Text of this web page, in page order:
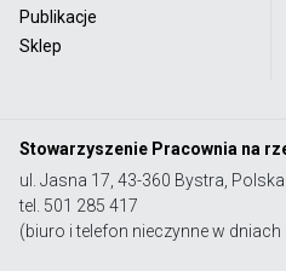
Publikacje
Sklep
Stowarzyszenie Pracownia na
ul. Jasna 17, 43-360 Bystra, Polska
tel. 501 285 417
(biuro i telefon nieczynne w